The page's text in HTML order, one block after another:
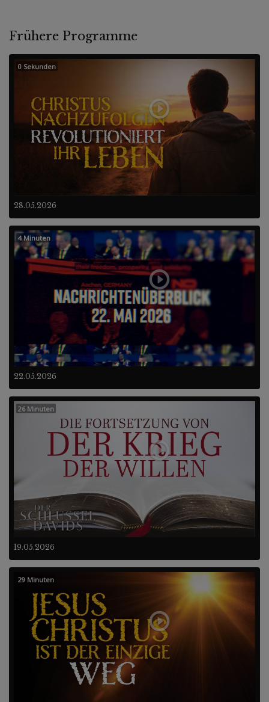
Frühere Programme
28.05.2026
0 Sekunden
22.05.2026
4 Minuten
19.05.2026
26 Minuten
29 Minuten